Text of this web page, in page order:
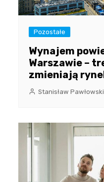
Pozostałe
Wynajem
Warszawie –
zmieniają
Stanisław Pawłowski